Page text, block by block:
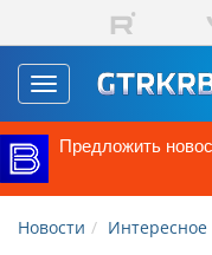
Перейти к основному
Toggle
navigation
Предложить
Новости Интересное